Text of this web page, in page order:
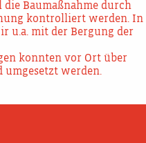
die Baumaßnahme durch
kontrolliert werden. In
u.a. mit der Bergung der
konnten vor Ort über
umgesetzt werden.